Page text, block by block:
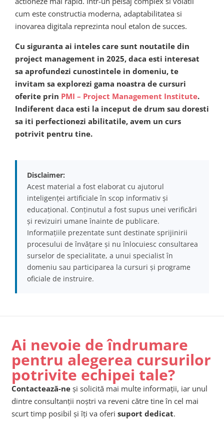
cum este constructia moderna, adaptabilitatea si
inovarea digitala reprezinta noul etalon de succes.
Cu siguranta ai inteles care sunt noutatile din
project management in 2025, daca esti interesat
sa aprofundezi cunostintele in domeniu, te
invitam sa explorezi gama noastra de cursuri
oferite prin PMI – Project Management Institute.
Indiferent daca esti la inceput de drum sau doresti
sa iti perfectionezi abilitatile, avem un curs
potrivit pentru tine.
Disclaimer:
Acest material a fost elaborat cu ajutorul
inteligenței artificiale în scop informativ și
educațional. Conținutul a fost supus unei verificări
și revizuiri umane înainte de publicare.
Informațiile prezentate sunt destinate sprijinirii
procesului de învățare și nu înlocuiesc consultarea
surselor de specialitate, a unui specialist în
domeniu sau participarea la cursuri și programe
oficiale de instruire.
Ai nevoie de îndrumare
pentru alegerea cursurilor
potrivite echipei tale?
Contactează-ne și solicită mai multe informații, iar unul
dintre consultanții noștri va reveni către tine în cel mai
scurt timp posibil și îți va oferi suport dedicat.